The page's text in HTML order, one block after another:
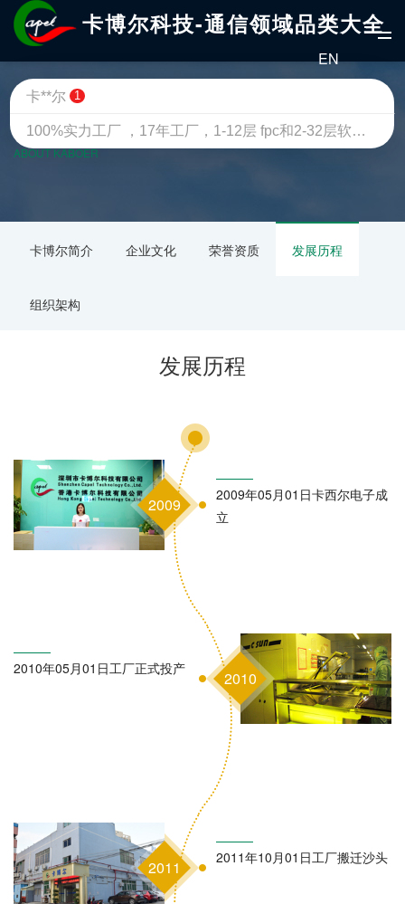
卡博尔科技-通信领域品类大全
EN
关于卡博尔
ABOUT KABOER
卡博尔简介 企业文化 荣誉资质 发展历程
组织架构
发展历程
2009
2009年05月01日卡西尔电子成
立
2010
2010年05月01日工厂正式投产
2011
2011年10月01日工厂搬迁沙头
卡**尔 1
100%实力工厂 ，17年工厂，1-12层 fpc和2-32层软硬结合板 · 制板和贴片一站式服务我们承诺，不是工厂，可以不用给钱[鲜花]